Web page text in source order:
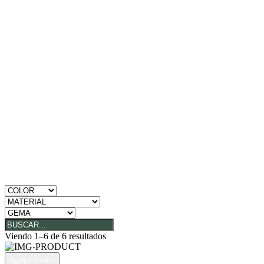
Viendo 1–6 de 6 resultados